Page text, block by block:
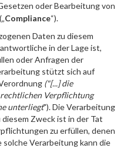
oder Bearbeitung von
Compliance“).
Daten zu diesem
in der Lage ist,
oder Anfragen der
stützt sich auf
("[...] die
Verpflichtung
unterliegt"). Die Verarbeitung
Zweck ist in der Tat
zu erfüllen, denen
Verarbeitung kann die